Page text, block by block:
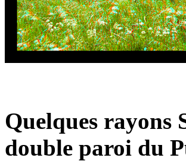
Quelques
double paroi du